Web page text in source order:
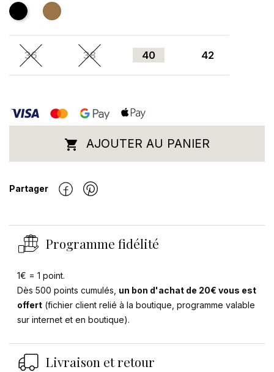
Noir CAMEL
36 38 40 42
 AJOUTER AU PANIER
Partager
Programme fidélité
1€ = 1 point.
Dès 500 points cumulés, un bon d'achat de 20€ vous est
offert(fichier client relié à la boutique, programme valable
sur internet et en boutique).
Livraison et retour